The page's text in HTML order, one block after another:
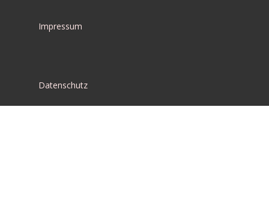
Impressum
Datenschutz